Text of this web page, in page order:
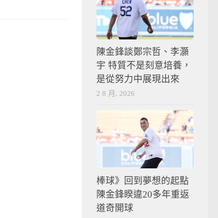
陳金鋒談鄭宗哲、李灝
宇 特質不是刻意培養，
是從努力中展現出來
2 8 月, 2026
棒球》回到夢想的起點
陳金鋒睽違20多年重返
道奇開球